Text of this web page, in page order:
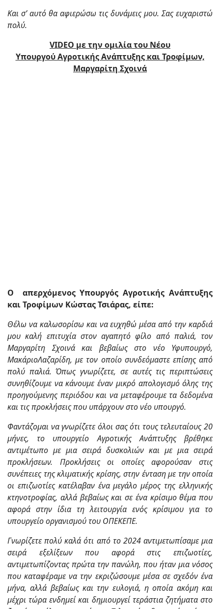
Και σ’ αυτό θα αφιερώσω τις δυνάμεις μου. Σας ευχαριστώ
πολύ.
VIDEO με την ομιλία του Νέου
Υπουργού Αγροτικής Ανάπτυξης και Τροφίμων,
Μαργαρίτη Σχοινά
Ο απερχόμενος Υπουργός Αγροτικής Ανάπτυξης
και Τροφίμων Κώστας Τσιάρας, είπε:
Θέλω να καλωσορίσω και να ευχηθώ μέσα από την καρδιά
μου καλή επιτυχία στον αγαπητό φίλο από παλιά, τον
Μαργαρίτη Σχοινά και βεβαίως στο νέο Υφυπουργό,
ΜακάριοΛαζαρίδη, με τον οποίο συνδεόμαστε επίσης από
πολύ παλιά. Όπως γνωρίζετε, σε αυτές τις περιπτώσεις
συνηθίζουμε να κάνουμε έναν μικρό απολογισμό όλης της
προηγούμενης περιόδου και να μεταφέρουμε τα δεδομένα
και τις προκλήσεις που υπάρχουν στο νέο υπουργό.
Φαντάζομαι να γνωρίζετε όλοι σας ότι τους τελευταίους 20
μήνες, το υπουργείο Αγροτικής Ανάπτυξης βρέθηκε
αντιμέτωπο με μια σειρά δυσκολιών και με μια σειρά
προκλήσεων. Προκλήσεις οι οποίες αφορούσαν στις
συνέπειες της κλιματικής κρίσης, στην ένταση με την οποία
οι επιζωοτίες κατέλαβαν ένα μεγάλο μέρος της ελληνικής
κτηνοτροφίας, αλλά βεβαίως και σε ένα κρίσιμο θέμα που
αφορά στην ίδια τη λειτουργία ενός κρίσιμου για το
υπουργείο οργανισμού του ΟΠΕΚΕΠΕ.
Γνωρίζετε πολύ καλά ότι από το 2024 αντιμετωπίσαμε μια
σειρά εξελίξεων που αφορά στις επιζωοτίες,
αντιμετωπίζοντας πρώτα την πανώλη, που ήταν μια νόσος
που καταφέραμε να την εκριζώσουμε μέσα σε σχεδόν ένα
μήνα, αλλά βεβαίως και την ευλογιά, η οποία ακόμη και
μέχρι τώρα ενδημεί και δημιουργεί τεράστια ζητήματα στο